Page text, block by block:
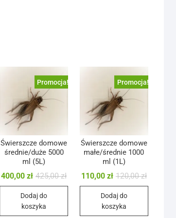
Promocja!
Świerszcze domowe
średnie/duże 5000
ml (5L)
425,00złPierwotna
400,00zł
Aktualna
Dodaj do
koszyka
Promocja!
Świerszcze domowe
małe/średnie 1000
ml (1L)
120,00złPierwotna
110,00 zł
Aktualna
Dodaj do
koszyka